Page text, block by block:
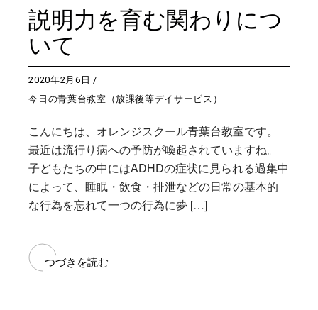
説明力を育む関わりにつ
いて
2020年2月6日
今日の青葉台教室（放課後等デイサービス）
こんにちは、オレンジスクール青葉台教室です。
最近は流行り病への予防が喚起されていますね。
子どもたちの中にはADHDの症状に見られる過集中
によって、睡眠・飲食・排泄などの日常の基本的
な行為を忘れて一つの行為に夢 […]
つづきを読む